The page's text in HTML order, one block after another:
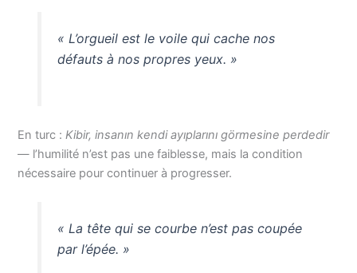
« L’orgueil est le voile qui cache nos
défauts à nos propres yeux. »
En turc :Kibir, insanın kendi ayıplarını görmesine perdedir
— l’humilité n’est pas une faiblesse, mais la condition
nécessaire pour continuer à progresser.
« La tête qui se courbe n’est pas coupée
par l’épée. »